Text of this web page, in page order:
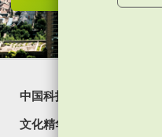
中国科技
文化精华